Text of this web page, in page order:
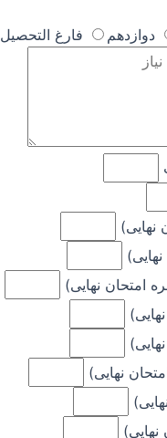
دوازدهم فارغ التحصیل
نهایی)
امتحان نهایی)
نهایی)